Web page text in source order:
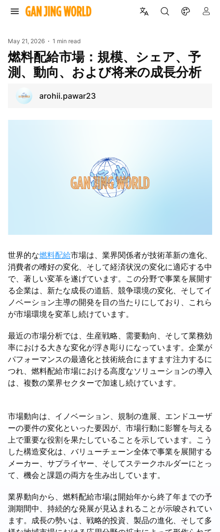
May 21, 2026 1 min read
燃料配給市場：規模、シェア、予
測、動向、および将来の成長分析
arohii.pawar23
世界的な燃料配給市場は、業界関係者が技術革新の進化、
消費者の嗜好の変化、そして経済状況の変化に適応する中
で、著しい変革を遂げています。この分野で事業を展開す
る企業は、新たな成長の道筋、競争環境の変化、そしてイ
ノベーション主導の開発を目の当たりにしており、これら
が市場環境を変革し続けています。
最近の市場分析では、生産戦略、需要動向、そして業務効
率における大きな変化が浮き彫りになっています。企業が
パフォーマンスの最適化と技術統合にますます注力するに
つれ、燃料配給市場における高度なソリューションの導入
は、複数の業界セクターで加速し続けています。
市場動向は、イノベーション、規制の進展、エンドユーザ
ーの要件の変化といった要因が、市場行動に影響を与える
上で重要な役割を果たしていることを示しています。こう
した構造変化は、バリューチェーン全体で事業を展開する
メーカー、サプライヤー、そしてステークホルダーにとっ
て、機会と課題の両方を生み出しています。
業界動向から、燃料配給市場は開始年から終了年までの予
測期間中、持続的な発展が見込まれることが示唆されてい
ます。成長の勢いは、戦略的投資、製品の進化、そして多